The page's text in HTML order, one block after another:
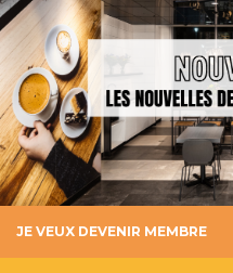
JE VEUX DEVENIR MEMBRE